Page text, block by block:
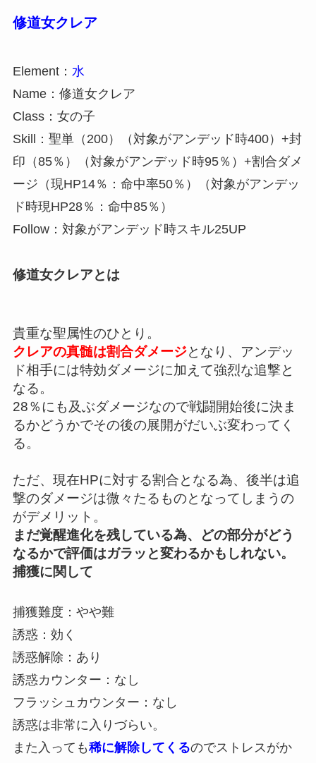
修道女クレア
Element： 水
Name：修道女クレア
Class：女の子
Skill：聖単（200）（対象がアンデッド時400）+封
印（85％）（対象がアンデッド時95％）+割合ダメ
ージ（現HP14％：命中率50％）（対象がアンデッ
ド時現HP28％：命中85％）
Follow：対象がアンデッド時スキル25UP
修道女クレアとは
貴重な聖属性のひとり。
クレアの真髄は割合ダメージとなり、アンデッ
ド相手には特効ダメージに加えて強烈な追撃と
なる。
28％にも及ぶダメージなので戦闘開始後に決ま
るかどうかでその後の展開がだいぶ変わってく
る。
ただ、現在HPに対する割合となる為、後半は追
撃のダメージは微々たるものとなってしまうの
がデメリット。
まだ覚醒進化を残している為、どの部分がどう
なるかで評価はガラッと変わるかもしれない。
捕獲に関して
捕獲難度：やや難
誘惑：効く
誘惑解除：あり
誘惑カウンター：なし
フラッシュカウンター：なし
誘惑は非常に入りづらい。
また入っても稀に解除してくるのでストレスがか